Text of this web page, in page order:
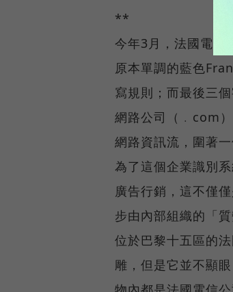
**
今年3月，法國電信
原本單調的藍色
寫規則；而最後三
網路公司（﹒com
網路資訊流，圍著
為了這個企業識別
廣告行銷，這不僅
步由內部組織的「
位於巴黎十五區的
雕，但是它並不顯